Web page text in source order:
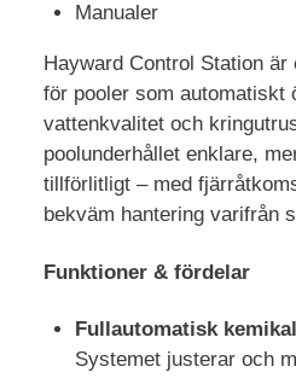
Manualer
Hayward Control Station
för pooler som automatiskt
vattenkvalitet och
poolunderhållet enklare,
tillförlitligt – med
bekväm hantering varifrån
Funktioner & fördelar
Fullautomatisk
Systemet justerar och